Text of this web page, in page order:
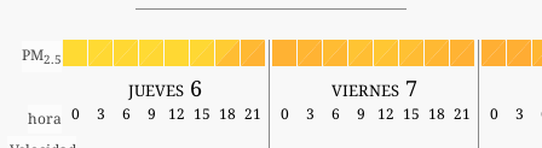
PM2.5
jueves 6 viernes 7
hora 0 3 6 9 12 15 18 21 0 3 6 9 12 15 18 21 0 3